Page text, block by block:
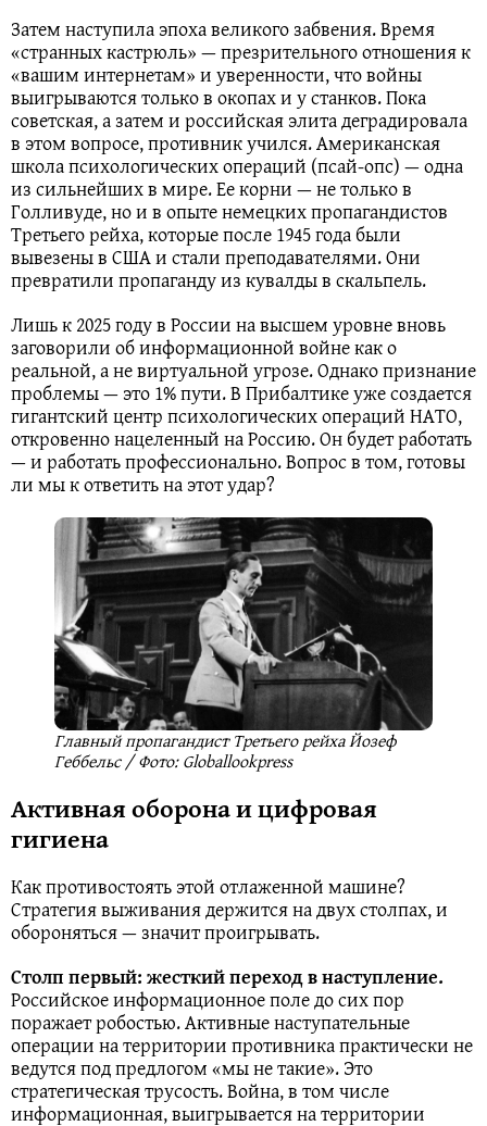
Затем наступила эпоха великого забвения. Время
«странных кастрюль» — презрительного отношения к
«вашим интернетам» и уверенности, что войны
выигрываются только в окопах и у станков. Пока
советская, а затем и российская элита деградировала
в этом вопросе, противник учился. Американская
школа психологических операций (псай-опс) — одна
из сильнейших в мире. Ее корни — не только в
Голливуде, но и в опыте немецких пропагандистов
Третьего рейха, которые после 1945 года были
вывезены в США и стали преподавателями. Они
превратили пропаганду из кувалды в скальпель.
Лишь к 2025 году в России на высшем уровне вновь
заговорили об информационной войне как о
реальной, а не виртуальной угрозе. Однако признание
проблемы — это 1% пути. В Прибалтике уже создается
гигантский центр психологических операций НАТО,
откровенно нацеленный на Россию. Он будет работать
— и работать профессионально. Вопрос в том, готовы
ли мы к ответить на этот удар?
Главный пропагандист Третьего рейха Йозеф
Геббельс / Фото: Globallookpress
Активная оборона и цифровая
гигиена
Как противостоять этой отлаженной машине?
Стратегия выживания держится на двух столпах, и
обороняться — значит проигрывать.
Столп первый: жесткий переход в наступление.
Российское информационное поле до сих пор
поражает робостью. Активные наступательные
операции на территории противника практически не
ведутся под предлогом «мы не такие». Это
стратегическая трусость. Война, в том числе
информационная, выигрывается на территории